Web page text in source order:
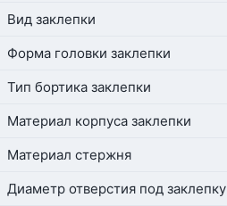
Вид заклепки
Форма головки заклепки
Тип бортика заклепки
Материал корпуса заклепки
Материал стержня
Диаметр отверстия под заклепку